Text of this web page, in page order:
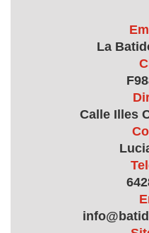
La
Calle Illes